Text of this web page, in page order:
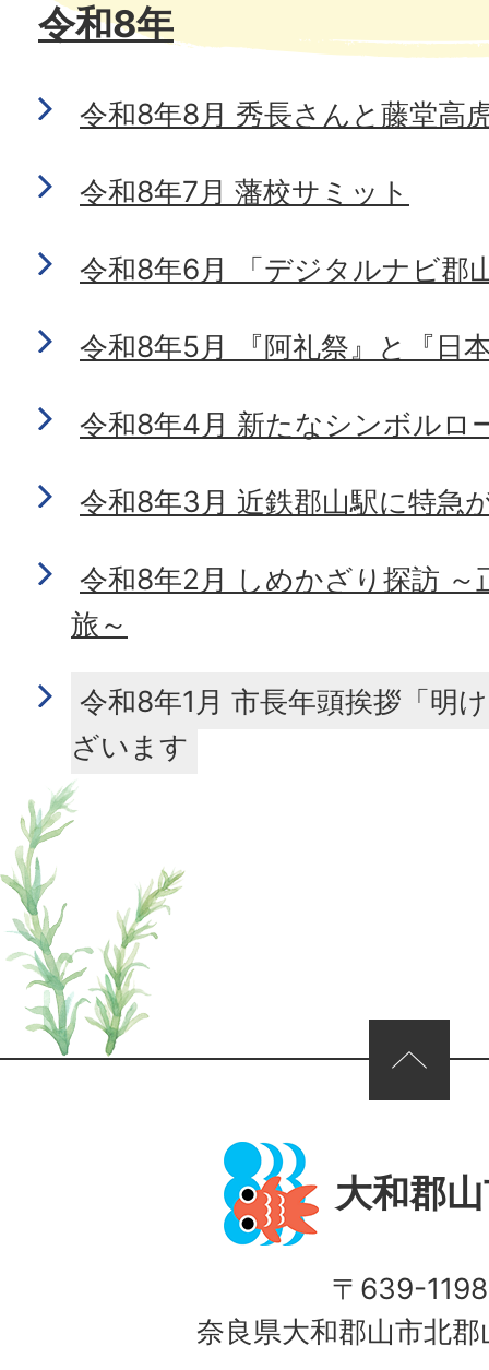
令和8年
令和8年8月 秀長さんと藤堂高
令和8年7月 藩校サミット
令和8年6月 「デジタルナビ郡
令和8年5月 『阿礼祭』と『日
令和8年4月 新たなシンボルロ
令和8年3月 近鉄郡山駅に特急
令和8年2月 しめかざり探訪
旅～
令和8年1月 市長年頭挨拶「明
ざいます
ページの先頭へ
大和郡
〒639-1198
奈良県大和郡山市北